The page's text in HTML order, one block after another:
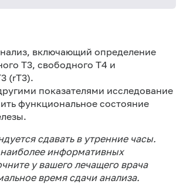
включающий определение
Т3, свободного Т4 и
(rТ3).
показателями исследование
функциональное состояние
сдавать в утренние часы.
информативных
у вашего лечащего врача
время сдачи анализа.